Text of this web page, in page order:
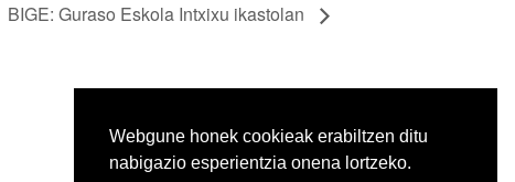
Webgune honek cookieak erabiltzen ditu
nabigazio esperientzia onena lortzeko.
BIGE: Guraso Eskola Intxixu ikastolan